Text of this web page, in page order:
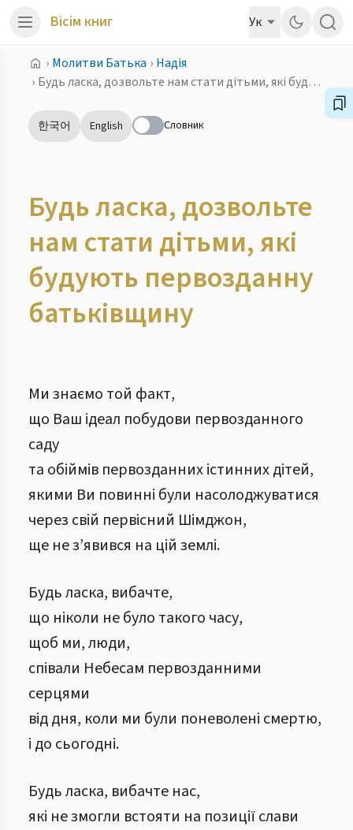
Вісім книг Ук
› Молитви Батька › Надія
›
Будь ласка, дозвольте нам стати дітьми, які будують первозданну батьківщину
한국어 English Словник
Будь ласка, дозвольте
нам стати дітьми, які
будують первозданну
батьківщину
Ми знаємо той факт,
що Ваш ідеал побудови первозданного
саду
та обіймів первозданних істинних дітей,
якими Ви повинні були насолоджуватися
через свій первісний Шімджон,
ще не з’явився на цій землі.
Будь ласка, вибачте,
що ніколи не було такого часу,
щоб ми, люди,
співали Небесам первозданними
серцями
від дня, коли ми були поневолені смертю,
і до сьогодні.
Будь ласка, вибачте нас,
які не змогли встояти на позиції слави